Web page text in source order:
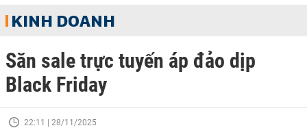
KINH DOANH
Săn sale trực tuyến áp đảo dịp
Black Friday
22:11 | 28/11/2025